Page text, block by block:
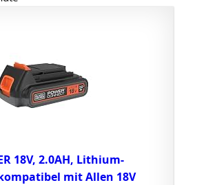
18V, 2.0AH, Lithium-
mit Allen 18V